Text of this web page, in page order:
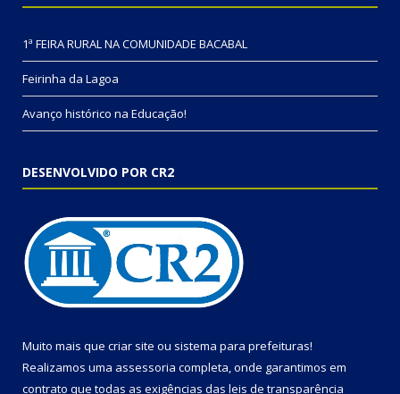
1ª FEIRA RURAL NA COMUNIDADE BACABAL
Feirinha da Lagoa
Avanço histórico na Educação!
DESENVOLVIDO POR CR2
Muito mais que criar site ou sistema para prefeituras!
Realizamos uma assessoria completa, onde garantimos em
contrato que todas as exigências das leis de transparência